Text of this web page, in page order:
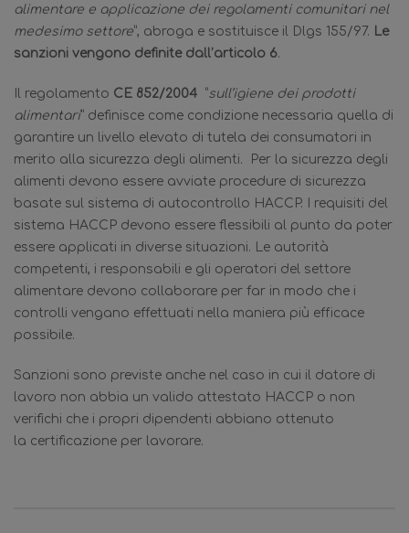
alimentare e applicazione dei regolamenti comunitari nel
medesimo settore”, abroga e sostituisce il Dlgs 155/97. Le
sanzioni vengono definite dall’articolo 6.
Il regolamento CE 852/2004 “sull’igiene dei prodotti
alimentari” definisce come condizione necessaria quella di
garantire un livello elevato di tutela dei consumatori in
merito alla sicurezza degli alimenti. Per la sicurezza degli
alimenti devono essere avviate procedure di sicurezza
basate sul sistema di autocontrollo HACCP. I requisiti del
sistema HACCP devono essere flessibili al punto da poter
essere applicati in diverse situazioni. Le autorità
competenti, i responsabili e gli operatori del settore
alimentare devono collaborare per far in modo che i
controlli vengano effettuati nella maniera più efficace
possibile.
Sanzioni sono previste anche nel caso in cui il datore di
lavoro non abbia un valido attestato HACCP o non
verifichi che i propri dipendenti abbiano ottenuto
la certificazione per lavorare.